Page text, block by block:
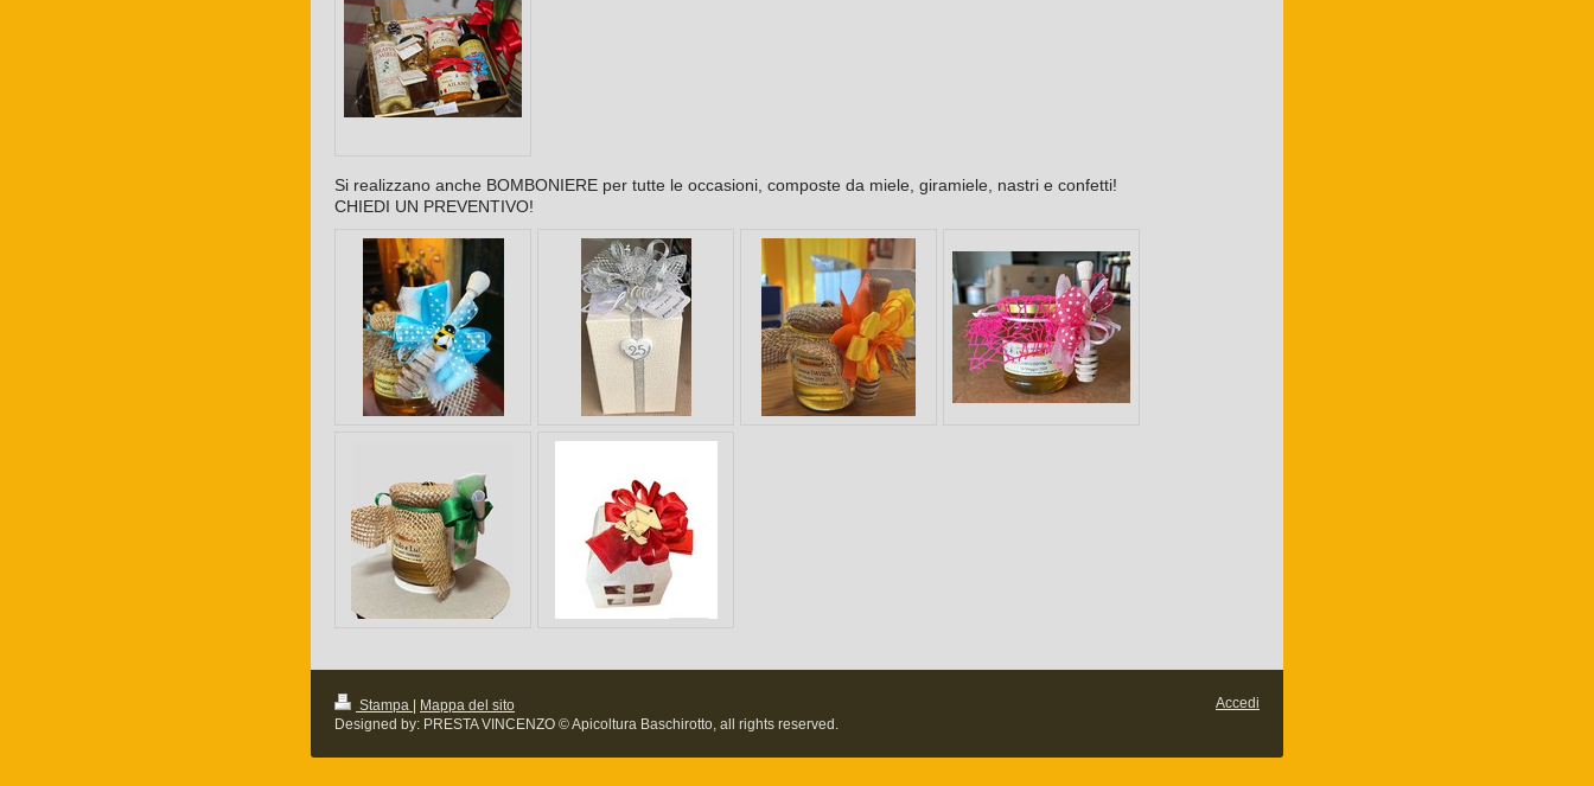
Si realizzano anche BOMBONIERE per tutte le occasioni, composte da miele, giramiele, nastri e confetti!
CHIEDI UN PREVENTIVO!
Stampa
Mappa del sito
Designed by: PRESTA VINCENZO © Apicoltura Baschirotto, all rights reserved.
Accedi